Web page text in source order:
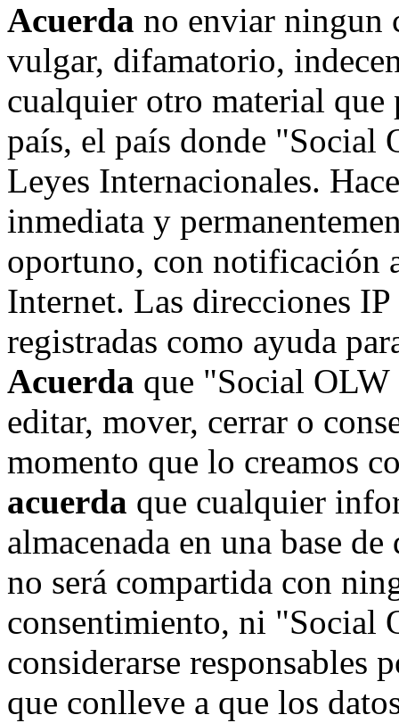
Acuerda no enviar ningun
vulgar, difamatorio,
cualquier otro material
país, el país donde "Social
Leyes Internacionales.
inmediata y
oportuno, con notificación
Internet. Las direcciones
registradas como ayuda
Acuerda que "Social
editar, mover, cerrar o
momento que lo creamos
acuerda que cualquier
almacenada en una base
no será compartida con
consentimiento, ni "Social
considerarse responsables
que conlleve a que los